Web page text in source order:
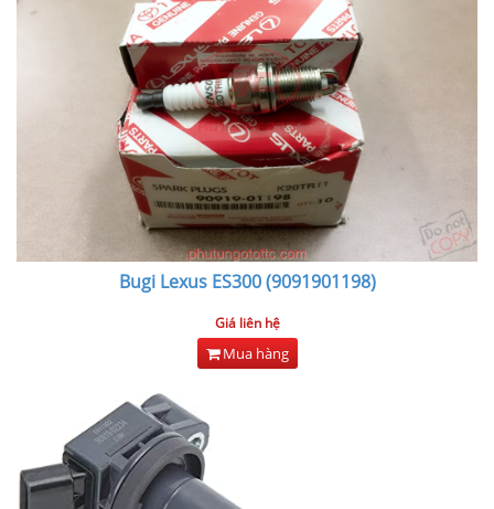
Bugi Lexus ES300 (9091901198)
Giá liên hệ
Mua hàng